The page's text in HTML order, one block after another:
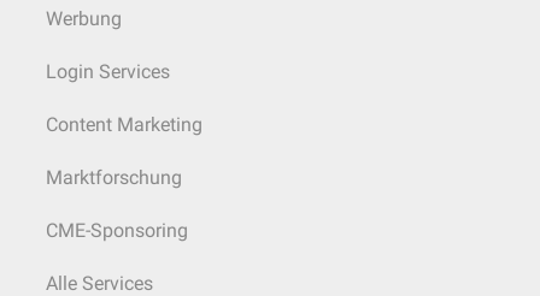
Werbung
Login Services
Content Marketing
Marktforschung
CME-Sponsoring
Alle Services